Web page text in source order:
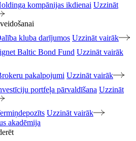
kompānijas ikdienai Uzzināt
kluba darījumos Uzzināt vairāk
Baltic Bond Fund Uzzināt vairāk
pakalpojumi Uzzināt vairāk
portfeļa pārvaldīšana Uzzināt
Uzzināt vairāk
akadēmija